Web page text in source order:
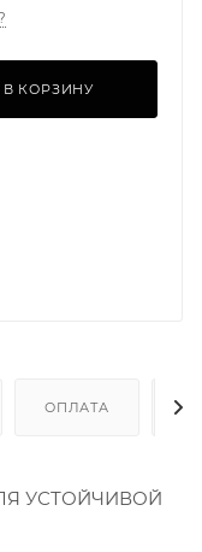
В КОРЗИНУ
ОПЛАТА
УСТОЙЧИВОЙ